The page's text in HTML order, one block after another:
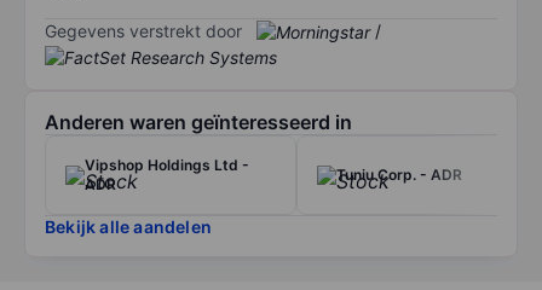
Gegevens verstrekt door /
Anderen waren geïnteresseerd in
Vipshop Holdings Ltd -
ADR
Tuniu Corp. - ADR
Bekijk alle aandelen